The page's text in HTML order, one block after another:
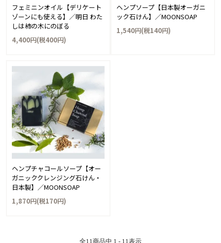
フェミニンオイル【デリケート
ゾーンにも使える】／明日 わた
しは柿の木にのぼる
4,400円(税400円)
ヘンプソープ【日本製オーガニ
ック石けん】／MOONSOAP
1,540円(税140円)
ヘンプチャコールソープ【オー
ガニッククレンジング石けん・
日本製】／MOONSOAP
1,870円(税170円)
全11商品中 1 - 11表示